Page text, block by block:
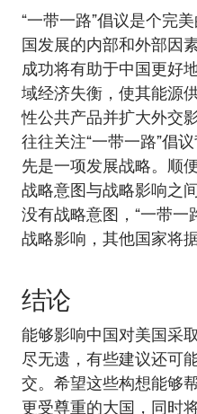
“一带一路”倡议是个完
国发展的内部和外部因
成功将有助于中国更好
域经济失衡，使其能源
性公共产品并扩大外交
往往关注“一带一路”倡
先是一项发展战略。顺
战略意图与战略影响之
没有战略意图，“一带一
战略影响，其他国家将
结论
能够影响中国对美国采
尽无遗，有些建议还可
交。希望这些构想能够
更受尊重的大国，同时